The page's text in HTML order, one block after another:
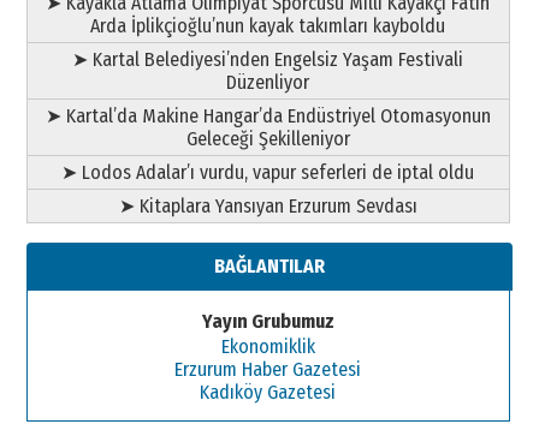
Arda İplikçioğlu’nun kayak takımları kayboldu
➤ Kartal Belediyesi’nden Engelsiz Yaşam Festivali
Düzenliyor
➤ Kartal’da Makine Hangar’da Endüstriyel Otomasyonun
Geleceği Şekilleniyor
➤ Lodos Adalar’ı vurdu, vapur seferleri de iptal oldu
➤ Kitaplara Yansıyan Erzurum Sevdası
BAĞLANTILAR
Yayın Grubumuz
Ekonomiklik
Erzurum Haber Gazetesi
Kadıköy Gazetesi